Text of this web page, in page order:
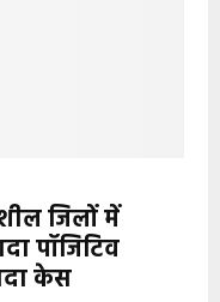
जिलों में
पॉजिटिव
केस